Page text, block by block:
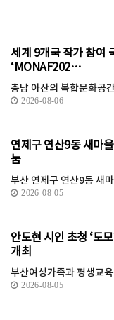
세계 9개국 작가 참여
‘MONAF202…
충남 아산의 복합문화공
2026-08-06
연제구 연산9동 새마
눔
부산 연제구 연산9동 새
2026-08-05
안도현 시인 초청 ‘도
개최
부산여성가족과 평생교
2026-08-05